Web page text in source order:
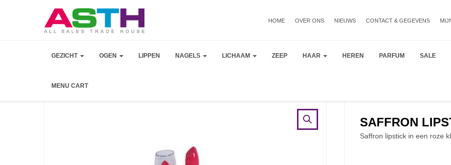
HOME OVER ONS NIEUWS CONTACT & GEGEVENS
GEZICHT OGEN LIPPEN NAGELS LICHAAM ZEEP HAAR HEREN PARFUM SALE
MENU CART
SAFFRON
Saffron lipstick in een roze